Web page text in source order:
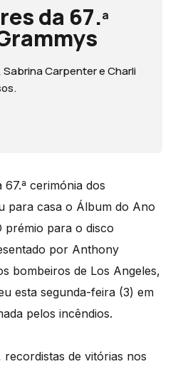
da 67.ª
Sabrina Carpenter e Charli
cerimónia dos
para casa o Álbum do Ano
prémio para o disco
por Anthony
bombeiros de Los Angeles,
esta segunda-feira (3) em
pelos incêndios.
recordistas de vitórias nos